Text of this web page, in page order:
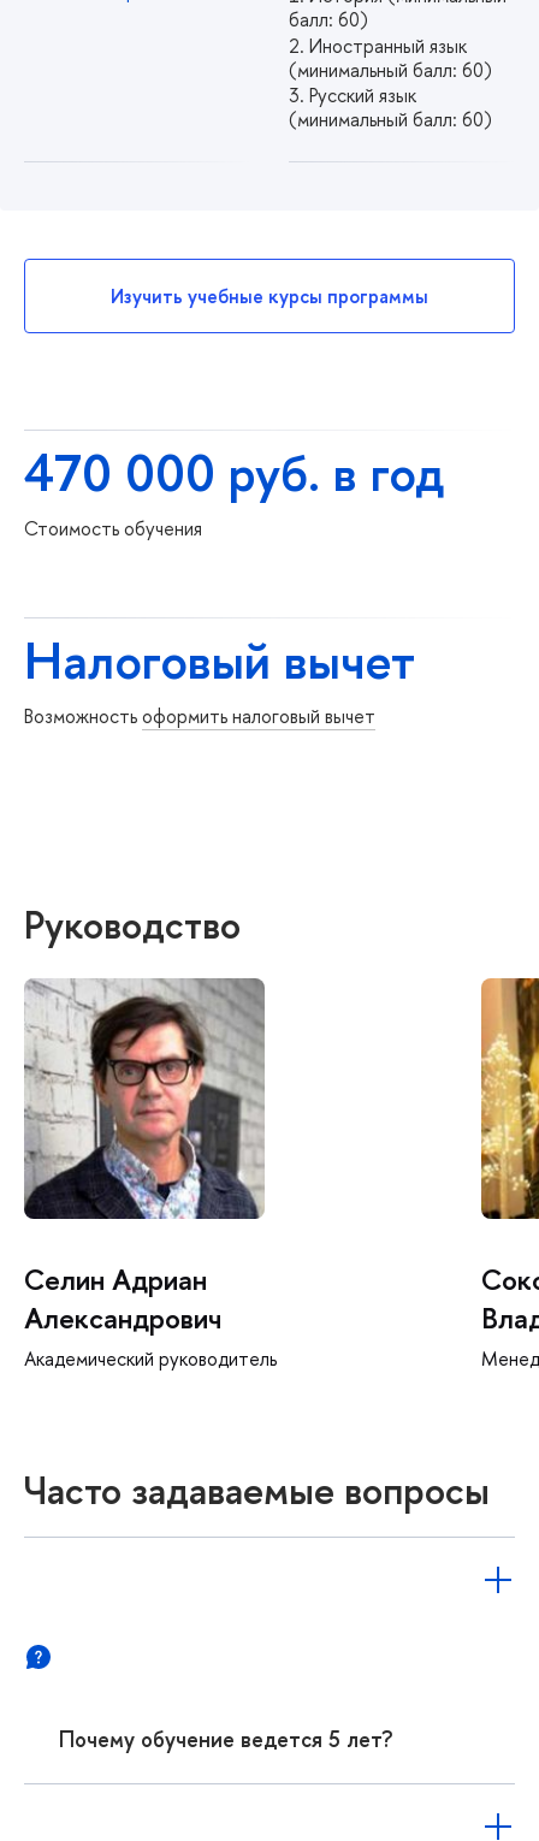
балл: 60)
Иностранный язык
(минимальный балл: 60)
Русский язык
(минимальный балл: 60)
Изучить учебные курсы программы
470 000 руб. в год
Стоимость обучения
Налоговый вычет
Возможностьоформить налоговый вычет
Руководство
Селин Адриан
Александрович
Академический руководитель
Часто задаваемые вопросы
Почему обучение ведется 5 лет?